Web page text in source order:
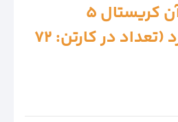
چسب پهن تیچ آن کریستال 5
سانتی‌متر 90 یارد (تعداد در کارتن: 72